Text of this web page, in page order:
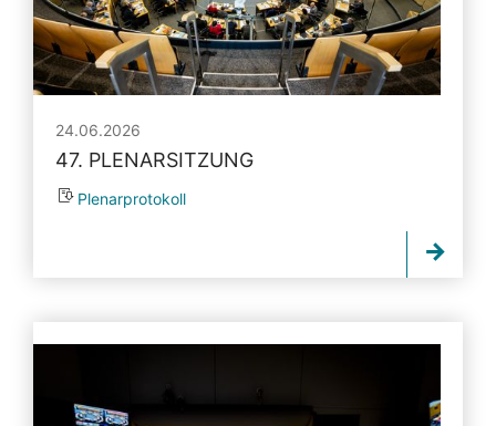
24.06.2026
47. PLENARSITZUNG
Plenarprotokoll